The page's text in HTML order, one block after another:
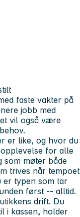
faste vakter på
jobb med
vil også være
er like, og hvor du
for alle
som møter både
trives når tempoet
er typen som tar
først -- alltid.
drift. Du
i kassen, holder